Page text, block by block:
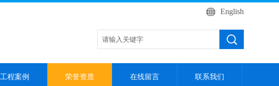
English
工程案例 荣誉资质 在线留言 联系我们